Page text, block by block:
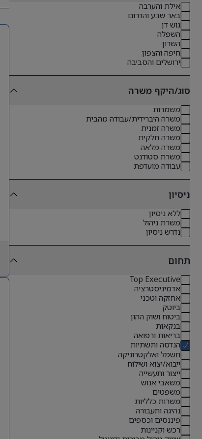
אילת והערבה
באר שבע והדרום
גוש דן
השפלה
השרון
חיפה והצפון
ירושלים והסביבה
סוג/היקף משרה
משמרות
משרה היברידית/עבודה מהבית
משרה זמנית
משרה חלקית
משרה מלאה
משרת סטודנט
עבודה מועדפת
ניסיון
ללא ניסיון
משרת ניהול
נדרש ניסיון
תחום
Top Executive
אדמיניסטרציה
אחזקה וטכני
ביוטק
ביטוח ושוק ההון
בנקאות
בריאות ורפואה
הנדסה ותשתיות
חשמל ואלקטרוניקה
ייבוא/יצוא ושילוח
ייצור ותעשייה
משאבי אנוש
משפטים
משרות כלליות
נהיגה ותעבורה
פיננסים וכספים
רכש וקניינות